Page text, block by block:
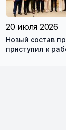
20 июля 2026
Новый состав
приступил к